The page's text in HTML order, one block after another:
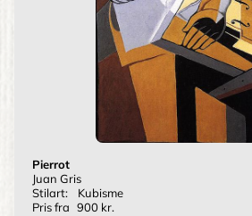
Pierrot
Juan Gris
Stilart:
Kubisme
Pris fra 900 kr.